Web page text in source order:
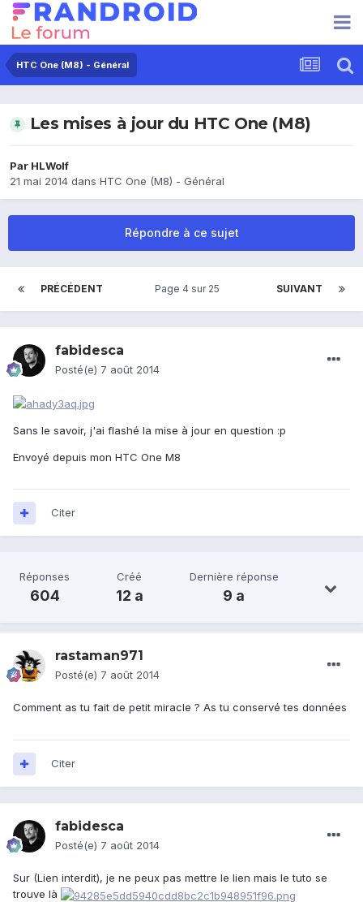
HTC One (M8) - Général
Les mises à jour du HTC One (M8)
Par HLWolf
21 mai 2014 dans HTC One (M8) - Général
Répondre à ce sujet
PRÉCÉDENT SUIVANT
Page 4 sur 25
fabidesca
Posté(e) 7 août 2014
Sans le savoir, j'ai flashé la mise à jour en question :p
Envoyé depuis mon HTC One M8
Citer
Réponses
604
Créé
12 a
Dernière réponse
9 a
rastaman971
Posté(e) 7 août 2014
Comment as tu fait de petit miracle ? As tu conservé tes données
Citer
fabidesca
Posté(e) 7 août 2014
Sur (Lien interdit), je ne peux pas mettre le lien mais le tuto se
trouve là